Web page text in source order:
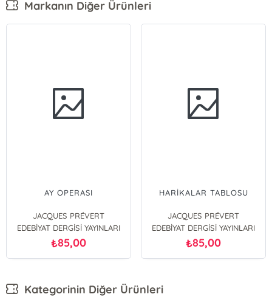
Markanın Diğer Ürünleri
AY OPERASI
JACQUES PRÉVERT
EDEBİYAT DERGİSİ YAYINLARI
₺85,00
HARİKALAR TABLOSU
JACQUES PRÉVERT
EDEBİYAT DERGİSİ YAYINLARI
₺85,00
Kategorinin Diğer Ürünleri